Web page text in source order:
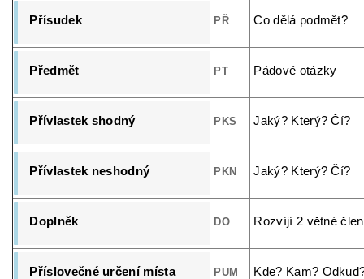
Přísudek PŘ Co dělá podmět?
Předmět PT Pádové otázky
Přívlastek shodný PKS Jaký? Který? Čí?
Přívlastek neshodný PKN Jaký? Který? Čí?
Doplněk DO Rozvíjí 2 větné
Příslovečné určení místa PUM Kde? Kam?